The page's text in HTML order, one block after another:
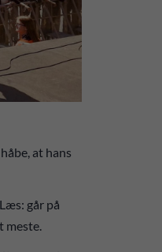
at hans
går på
meste.